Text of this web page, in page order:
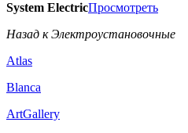
System ElectricПросмотреть
Назад к Электроустановочные
Atlas
Blanca
ArtGallery